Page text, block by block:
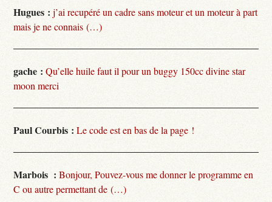
Hugues : j’ai recupéré un cadre sans moteur et un moteur à part
mais je ne connais (…)
gache : Qu’elle huile faut il pour un buggy 150cc divine star
moon merci
Paul Courbis : Le code est en bas de la page !
Marbois : Bonjour, Pouvez-vous me donner le programme en
C ou autre permettant de (…)